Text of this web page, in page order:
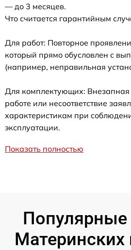
— до 3 месяцев.
Что считается гарантийным
Для работ: Повторное
который прямо обусловлен с
(например, неправильная
Для комплектующих: Внезапная
работе или несоответствие
характеристикам при
эксплуатации.
Показать полностью
Материнских